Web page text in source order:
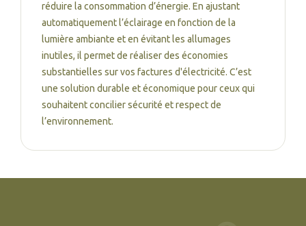
réduire la consommation d’énergie. En ajustant
automatiquement l’éclairage en fonction de la
lumière ambiante et en évitant les allumages
inutiles, il permet de réaliser des économies
substantielles sur vos factures d'électricité. C’est
une solution durable et économique pour ceux qui
souhaitent concilier sécurité et respect de
l’environnement.